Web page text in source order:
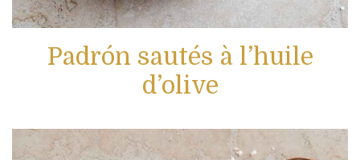
Padrón sautés à l’huile
d’olive